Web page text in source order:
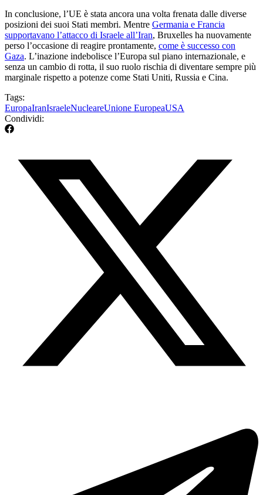
In conclusione, l’UE è stata ancora una volta frenata dalle diverse
posizioni dei suoi Stati membri. Mentre Germania e Francia
supportavano l’attacco di Israele all’Iran, Bruxelles ha nuovamente
perso l’occasione di reagire prontamente, come è successo con
Gaza. L’inazione indebolisce l’Europa sul piano internazionale, e
senza un cambio di rotta, il suo ruolo rischia di diventare sempre più
marginale rispetto a potenze come Stati Uniti, Russia e Cina.
Tags:
EuropaIranIsraeleNucleareUnione EuropeaUSA
Condividi: